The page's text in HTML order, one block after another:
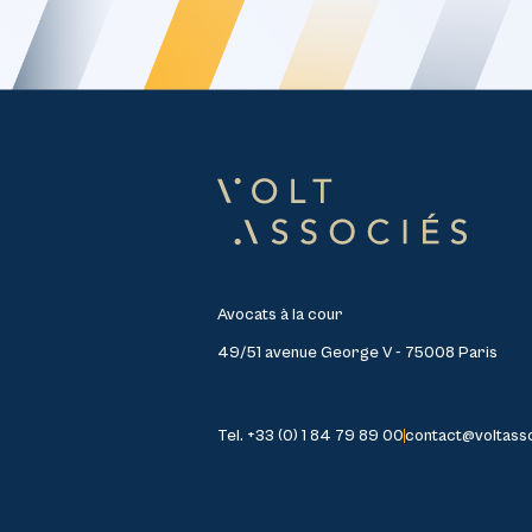
Avocats à la cour
49/51 avenue George V - 75008 Paris
Tel. +33 (0) 1 84 79 89 00